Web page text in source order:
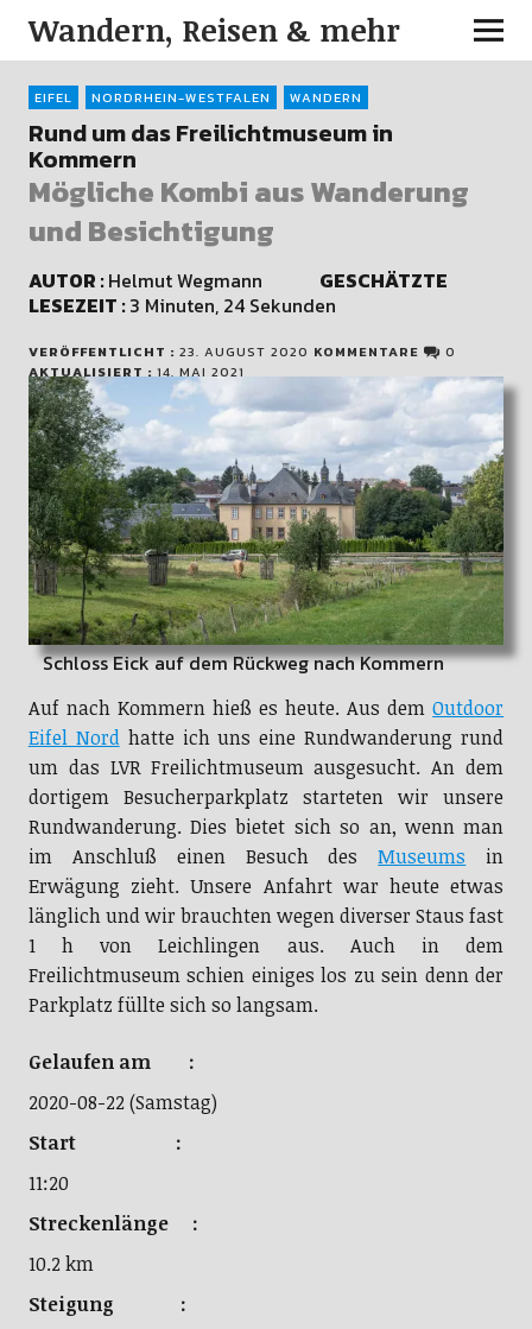
Wandern, Reisen & mehr
EIFEL NORDRHEIN-WESTFALEN WANDERN
Rund um das Freilichtmuseum in
Kommern
Mögliche Kombi aus Wanderung
und Besichtigung
AUTOR :Helmut Wegmann GESCHÄTZTE
LESEZEIT :3 Minuten, 24 Sekunden
VERÖFFENTLICHT : 23. AUGUST 2020 KOMMENTARE
0
AKTUALISIERT : 14. MAI 2021
Schloss Eick auf dem Rückweg nach Kommern
Auf nach Kommern hieß es heute. Aus demOutdoor
Eifel Nordhatte ich uns eine Rundwanderung rund
um das LVR Freilichtmuseum ausgesucht. An dem
dortigem Besucherparkplatz starteten wir unsere
Rundwanderung. Dies bietet sich so an, wenn man
im Anschluß einen Besuch desMuseums in
Erwägung zieht. Unsere Anfahrt war heute etwas
länglich und wir brauchten wegen diverser Staus fast
1 h von Leichlingen aus. Auch in dem
Freilichtmuseum schien einiges los zu sein denn der
Parkplatz füllte sich so langsam.
Gelaufen am :
2020-08-22 (Samstag)
Start :
11:20
Streckenlänge :
10.2 km
Steigung :